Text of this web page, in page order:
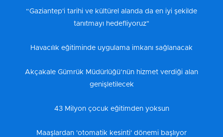
“Gaziantep'i tarihi ve kültürel alanda da en iyi şekilde
tanıtmayı hedefliyoruz"
Havacılık eğitiminde uygulama imkanı sağlanacak
Akçakale Gümrük Müdürlüğü’nün hizmet verdiği alan
genişletilecek
43 Milyon çocuk eğitimden yoksun
Maaşlardan 'otomatik kesinti' dönemi başlıyor